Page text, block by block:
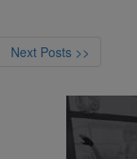
Next Posts >>